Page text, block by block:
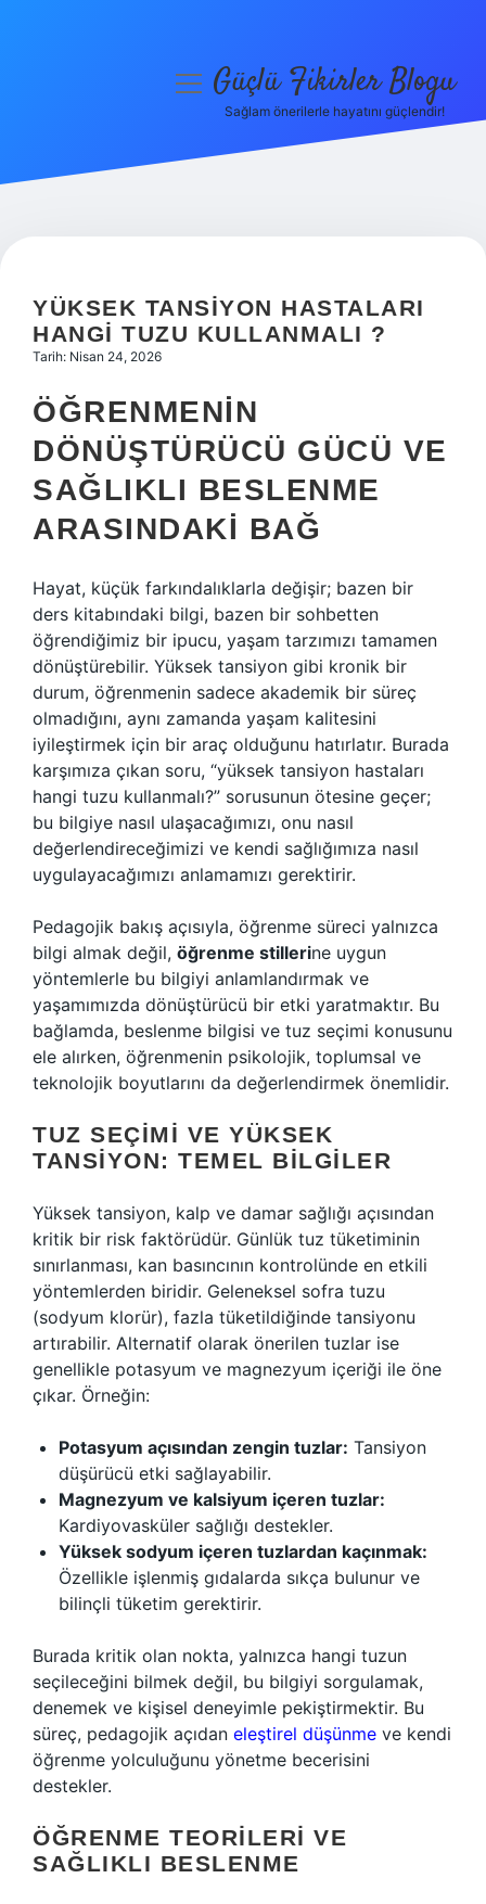
Hakkımızda
menüyüGüçlü Fikirler Blogu
Sağlam önerilerle hayatını güçlendir!
YÜKSEK TANSIYON HASTALARI
HANGI TUZU KULLANMALI ?
Tarih: Nisan 24, 2026
ÖĞRENMENIN
DÖNÜŞTÜRÜCÜ GÜCÜ VE
SAĞLIKLI BESLENME
ARASINDAKI BAĞ
Hayat, küçük farkındalıklarla değişir; bazen bir
ders kitabındaki bilgi, bazen bir sohbetten
öğrendiğimiz bir ipucu, yaşam tarzımızı tamamen
dönüştürebilir. Yüksek tansiyon gibi kronik bir
durum, öğrenmenin sadece akademik bir süreç
olmadığını, aynı zamanda yaşam kalitesini
iyileştirmek için bir araç olduğunu hatırlatır. Burada
karşımıza çıkan soru, “yüksek tansiyon hastaları
hangi tuzu kullanmalı?” sorusunun ötesine geçer;
bu bilgiye nasıl ulaşacağımızı, onu nasıl
değerlendireceğimizi ve kendi sağlığımıza nasıl
uygulayacağımızı anlamamızı gerektirir.
Pedagojik bakış açısıyla, öğrenme süreci yalnızca
bilgi almak değil, öğrenme stillerine uygun
yöntemlerle bu bilgiyi anlamlandırmak ve
yaşamımızda dönüştürücü bir etki yaratmaktır. Bu
bağlamda, beslenme bilgisi ve tuz seçimi konusunu
ele alırken, öğrenmenin psikolojik, toplumsal ve
teknolojik boyutlarını da değerlendirmek önemlidir.
TUZ SEÇIMI VE YÜKSEK
TANSIYON: TEMEL BILGILER
Yüksek tansiyon, kalp ve damar sağlığı açısından
kritik bir risk faktörüdür. Günlük tuz tüketiminin
sınırlanması, kan basıncının kontrolünde en etkili
yöntemlerden biridir. Geleneksel sofra tuzu
(sodyum klorür), fazla tüketildiğinde tansiyonu
artırabilir. Alternatif olarak önerilen tuzlar ise
genellikle potasyum ve magnezyum içeriği ile öne
çıkar. Örneğin:
Potasyum açısından zengin tuzlar: Tansiyon
düşürücü etki sağlayabilir.
Magnezyum ve kalsiyum içeren tuzlar:
Kardiyovasküler sağlığı destekler.
Yüksek sodyum içeren tuzlardan kaçınmak:
Özellikle işlenmiş gıdalarda sıkça bulunur ve
bilinçli tüketim gerektirir.
Burada kritik olan nokta, yalnızca hangi tuzun
seçileceğini bilmek değil, bu bilgiyi sorgulamak,
denemek ve kişisel deneyimle pekiştirmektir. Bu
süreç, pedagojik açıdan eleştirel düşünme ve kendi
öğrenme yolculuğunu yönetme becerisini
destekler.
ÖĞRENME TEORILERI VE
SAĞLIKLI BESLENME